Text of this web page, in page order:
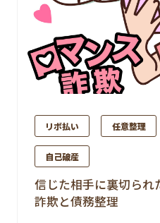
リボ払い 任意整理
自己破産
信じた相手に裏切ら
詐欺と債務整理